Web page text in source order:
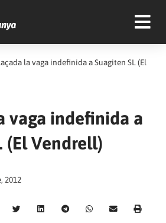
la vaga indefinida a Suagiten SL (El
vaga indefinida a
(El Vendrell)
2012